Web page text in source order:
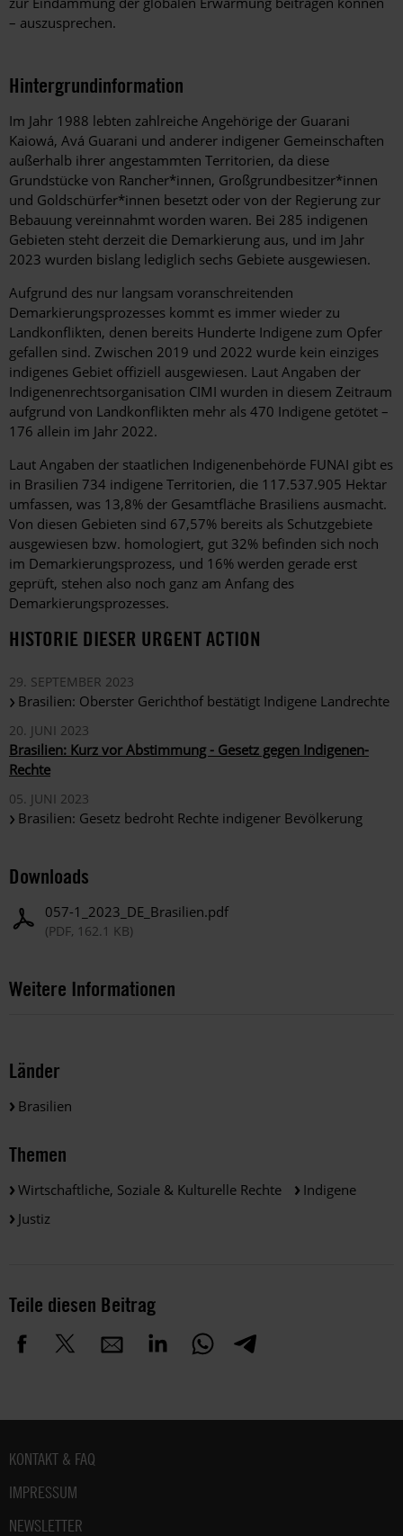
– auszusprechen.
Hintergrundinformation
Hintergrund
Im Jahr 1988 lebten zahlreiche Angehörige der Guarani
Kaiowá, Avá Guarani und anderer indigener Gemeinschaften
außerhalb ihrer angestammten Territorien, da diese
Grundstücke von Rancher*innen, Großgrundbesitzer*innen
und Goldschürfer*innen besetzt oder von der Regierung zur
Bebauung vereinnahmt worden waren. Bei 285 indigenen
Gebieten steht derzeit die Demarkierung aus, und im Jahr
2023 wurden bislang lediglich sechs Gebiete ausgewiesen.
Aufgrund des nur langsam voranschreitenden
Demarkierungsprozesses kommt es immer wieder zu
Landkonflikten, denen bereits Hunderte Indigene zum Opfer
gefallen sind. Zwischen 2019 und 2022 wurde kein einziges
indigenes Gebiet offiziell ausgewiesen. Laut Angaben der
Indigenenrechtsorganisation CIMI wurden in diesem Zeitraum
aufgrund von Landkonflikten mehr als 470 Indigene getötet –
176 allein im Jahr 2022.
Laut Angaben der staatlichen Indigenenbehörde FUNAI gibt es
in Brasilien 734 indigene Territorien, die 117.537.905 Hektar
umfassen, was 13,8% der Gesamtfläche Brasiliens ausmacht.
Von diesen Gebieten sind 67,57% bereits als Schutzgebiete
ausgewiesen bzw. homologiert, gut 32% befinden sich noch
im Demarkierungsprozess, und 16% werden gerade erst
geprüft, stehen also noch ganz am Anfang des
Demarkierungsprozesses.
HISTORIE DIESER URGENT ACTION
29. SEPTEMBER 2023
Brasilien: Oberster Gerichthof bestätigt Indigene Landrechte
20. JUNI 2023
Brasilien: Kurz vor Abstimmung - Gesetz gegen Indigenen-
Rechte
05. JUNI 2023
Brasilien: Gesetz bedroht Rechte indigener Bevölkerung
Downloads
057-1_2023_DE_Brasilien.pdf
(PDF, 162.1 KB)
Weitere Informationen
Länder
Brasilien
Themen
Wirtschaftliche, Soziale & Kulturelle Rechte
Indigene
Justiz
Teile diesen Beitrag
Fußbereich
KONTAKT & FAQ
IMPRESSUM
NEWSLETTER